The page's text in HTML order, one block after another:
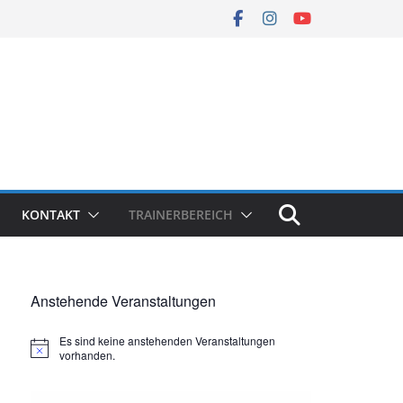
KONTAKT TRAINERBEREICH
Anstehende Veranstaltungen
H
Es sind keine anstehenden Veranstaltungen
vorhanden.